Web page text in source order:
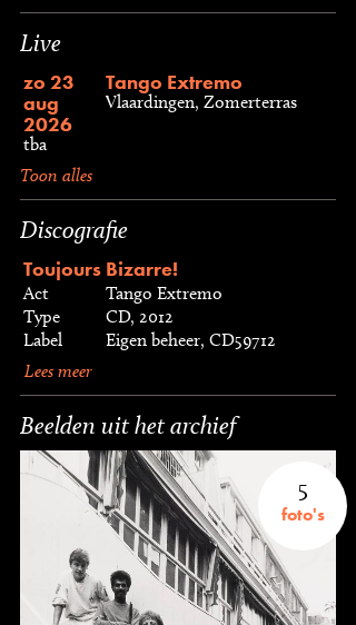
Live
zo 23
aug
2026
tba
Tango Extremo
Vlaardingen, Zomerterras
Toon alles
Discografie
Toujours Bizarre!
Act
Tango Extremo
Type
CD, 2012
Label
Eigen beheer, CD59712
Lees meer
Beelden uit het archief
5
foto's